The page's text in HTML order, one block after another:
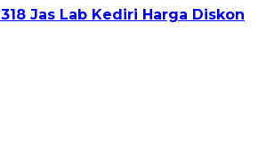
Jas Lab Kediri Harga Diskon